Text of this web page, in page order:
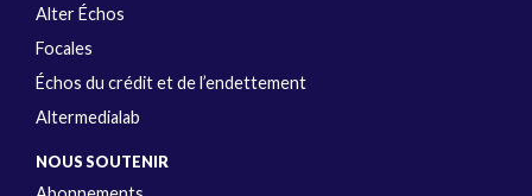
Alter Échos
Focales
Échos du crédit et de l’endettement
Altermedialab
NOUS SOUTENIR